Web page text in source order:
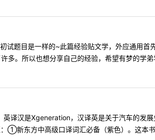
试题目是一样的~此篇经验贴文学，外应通用
多。所以也想分享自己的经验，希望有梦的学
译汉是Xgeneration，汉译英是关于汽车的发
①新东方中高级口译词汇必备（紫色）。这本